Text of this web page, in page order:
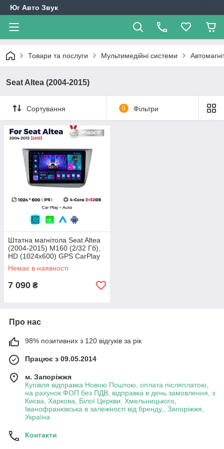
Юг Авто Звук
Товари та послуги Мультимедійні системи
Seat Altea (2004-2015)
Сортування 0 Фільтри
Штатна магнітола Seat Altea
(2004-2015) M160 (2/32 Гб),
HD (1024x600) GPS CarPlay
Немає в наявності
7 090 ₴
Про нас
98% позитивних з 120 відгуків за рік
Працює з 09.05.2014
м. Запоріжжя
Купівля відправка Новою Поштою, оплата післяплатою,
на рахунок ФОП без ПДВ, відправка в день замовлення, з
Києва, Харкова, Білої Церкви, Хмельницького,
Іванофранківська в залежності від бренду., Запоріжжя,
Україна
Контакти